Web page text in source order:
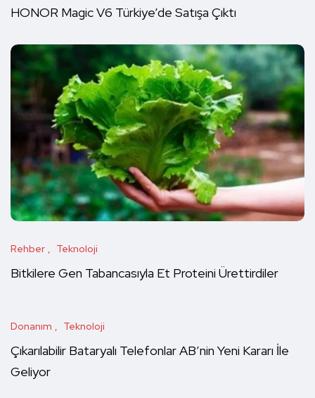
HONOR Magic V6 Türkiye’de Satışa Çıktı
Rehber Teknoloji
Bitkilere Gen Tabancasıyla Et Proteini Ürettirdiler
Donanım Teknoloji
Çıkarılabilir Bataryalı Telefonlar AB’nin Yeni Kararı İle
Geliyor